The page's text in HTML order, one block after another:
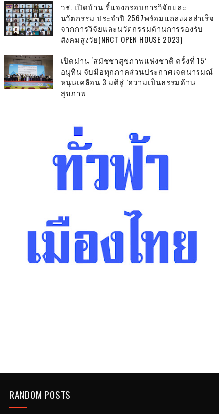
วช. เปิดบ้าน ชี้แจงกรอบการวิจัยและ
นวัตกรรม ประจำปี 2567พร้อมแถลงผลสำเร็จ
จากการวิจัยและนวัตกรรมด้านการรองรับ
สังคมสูงวัย(NRCT OPEN HOUSE 2023)
เปิดม่าน ‘สมัชชาสุขภาพแห่งชาติ ครั้งที่ 15’
อนุทิน จับมือทุกภาคส่วนประกาศเจตนารมณ์
หนุนเคลื่อน 3 มติสู่ ‘ความเป็นธรรมด้าน
สุขภาพ
RANDOM POSTS